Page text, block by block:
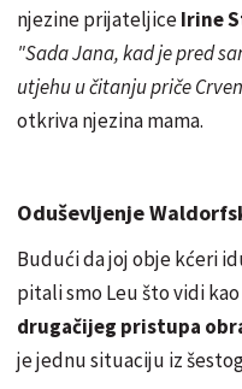
njezine prijateljiceIrine
"Sada Jana, kad je pred
utjehu u čitanju priče
otkriva njezina mama.
Oduševljenje
Budući da joj obje kćeri
pitali smo Leu što vidi
drugačijeg pristupa
je jednu situaciju iz